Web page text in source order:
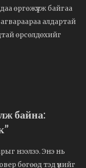
өргөжүүлж байгаа
алдартай
өрсөлдөхийг
байна:
нээлээ. Энэ нь
бөгөөд тэд үүнийг